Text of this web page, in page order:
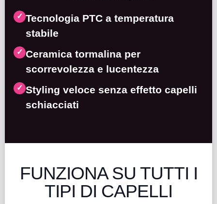
✓ Tecnologia PTC a temperatura
stabile
✓ Ceramica tormalina per
scorrevolezza e lucentezza
✓ Styling veloce senza effetto capelli
schiacciati
FUNZIONA SU TUTTI I
TIPI DI CAPELLI